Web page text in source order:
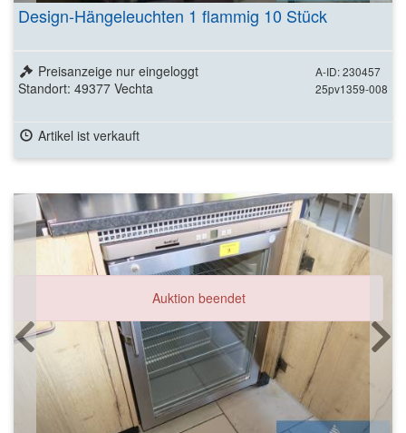
Design-Hängeleuchten 1 flammig 10 Stück
A-ID: 230457
25pv1359-008
Preisanzeige nur eingeloggt
Standort: 49377 Vechta
Artikel ist verkauft
Auktion beendet